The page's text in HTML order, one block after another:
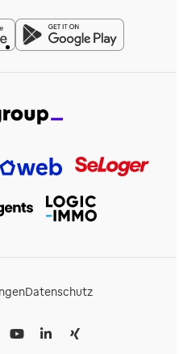
Datenschutz